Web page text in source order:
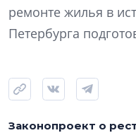
ремонте жилья в
Петербурга
Законопроект о